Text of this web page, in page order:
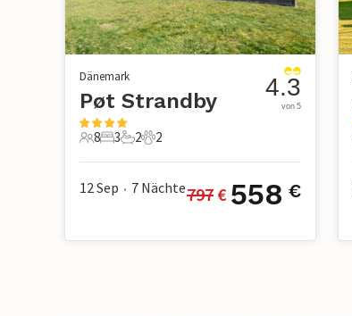
Dänemark
Pøt Strandby
8 Gäste
8
3 Schlafzimmer
3
2 Badezimmer
2
2 Haustiere
2
4.3
von 5
12 Sep • 7 Nächte797 € 558 €